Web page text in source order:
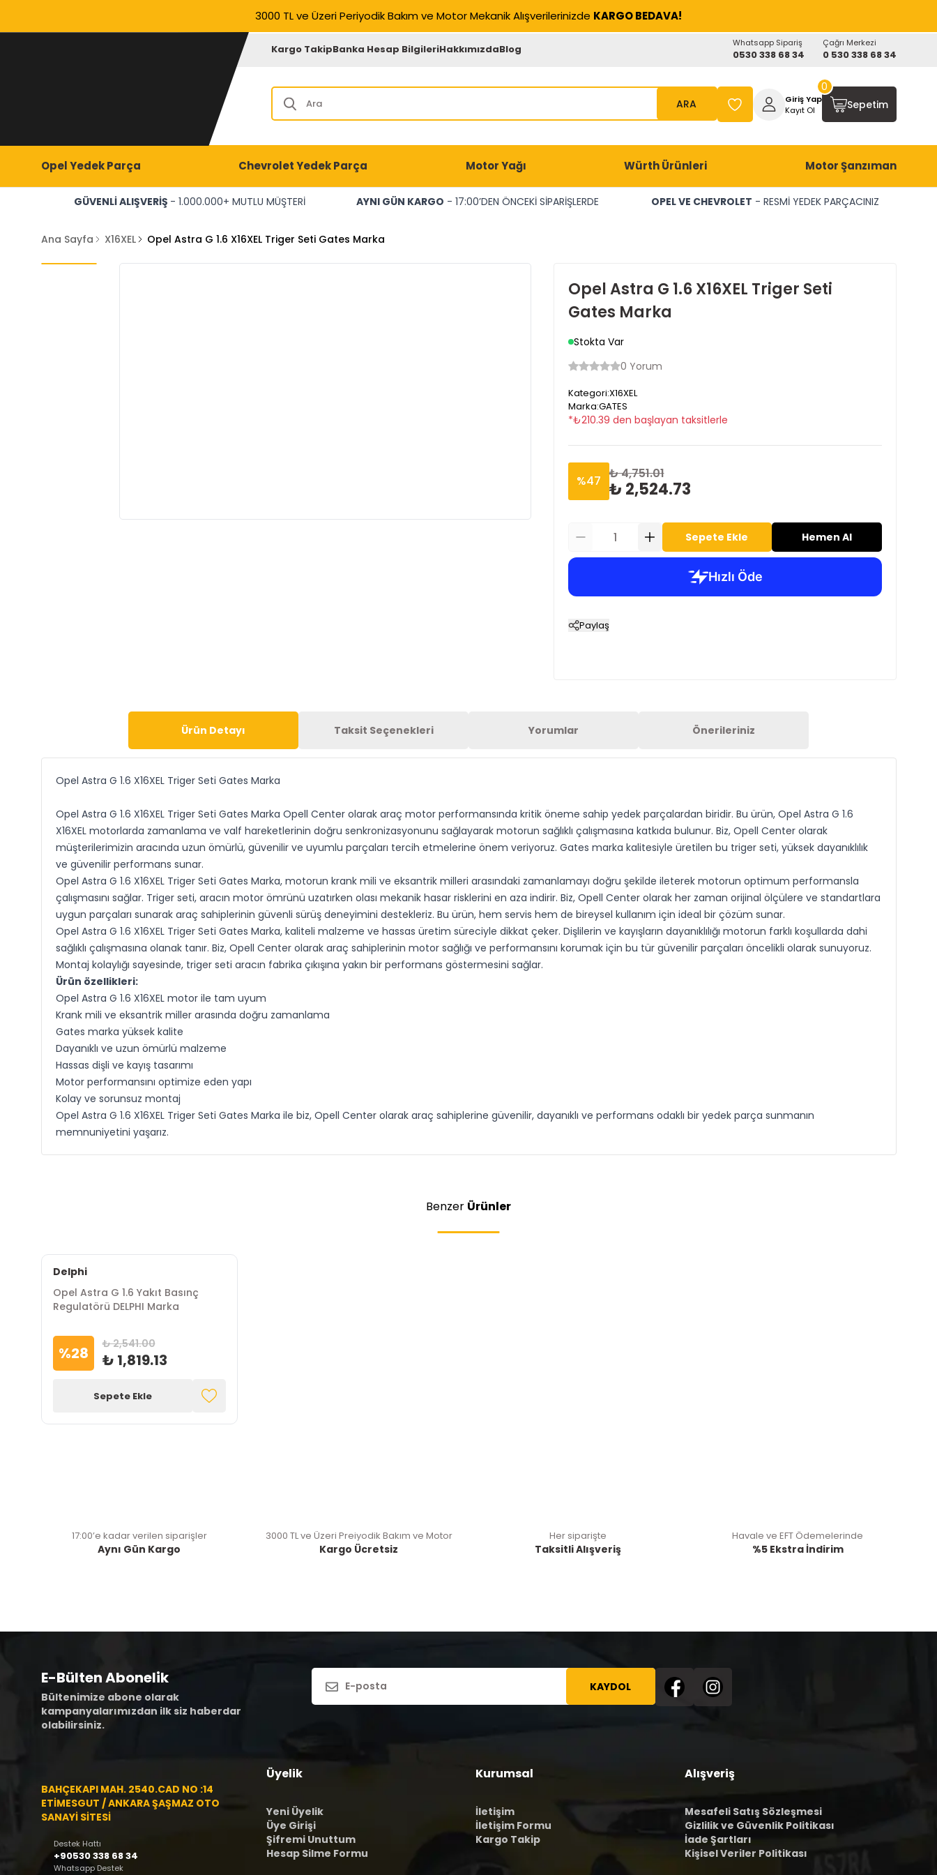
3000 TL ve Üzeri Periyodik Bakım ve Motor Mekanik Alışverilerinizde KARGO BEDAVA!
Kargo TakipBanka Hesap BilgileriHakkımızdaBlog Whatsapp Sipariş
0530 338 68 34
Çağrı Merkezi
0 530 338 68 34
ARA
Giriş Yap
Kayıt Ol
Sepetim
0
Opel Yedek Parça Chevrolet Yedek Parça Motor Yağı Würth Ürünleri Motor Şanzıman
GÜVENLİ ALIŞVERİŞ - 1.000.000+ MUTLU MÜŞTERİ AYNI GÜN KARGO - 17:00’DEN ÖNCEKİ SİPARİŞLERDE OPEL VE CHEVROLET - RESMİ YEDEK PARÇACINIZ
Ana Sayfa X16XEL Opel Astra G 1.6 X16XEL Triger Seti Gates Marka
Opel Astra G 1.6 X16XEL Triger Seti
Gates Marka
Stokta Var
0 Yorum
Kategori:X16XEL
Marka:GATES
*₺210.39 den başlayan taksitlerle
%47 ₺ 4,751.01
₺ 2,524.73
Sepete Ekle Hemen Al
Paylaş
Ürün Detayı Taksit Seçenekleri Yorumlar Önerileriniz
Opel Astra G 1.6 X16XEL Triger Seti Gates Marka
Opel Astra G 1.6 X16XEL Triger Seti Gates Marka Opell Center olarak araç motor performansında kritik öneme sahip yedek parçalardan biridir. Bu ürün, Opel Astra G 1.6
X16XEL motorlarda zamanlama ve valf hareketlerinin doğru senkronizasyonunu sağlayarak motorun sağlıklı çalışmasına katkıda bulunur. Biz, Opell Center olarak
müşterilerimizin aracında uzun ömürlü, güvenilir ve uyumlu parçaları tercih etmelerine önem veriyoruz. Gates marka kalitesiyle üretilen bu triger seti, yüksek dayanıklılık
ve güvenilir performans sunar.
Opel Astra G 1.6 X16XEL Triger Seti Gates Marka, motorun krank mili ve eksantrik milleri arasındaki zamanlamayı doğru şekilde ileterek motorun optimum performansla
çalışmasını sağlar. Triger seti, aracın motor ömrünü uzatırken olası mekanik hasar risklerini en aza indirir. Biz, Opell Center olarak her zaman orijinal ölçülere ve standartlara
uygun parçaları sunarak araç sahiplerinin güvenli sürüş deneyimini destekleriz. Bu ürün, hem servis hem de bireysel kullanım için ideal bir çözüm sunar.
Opel Astra G 1.6 X16XEL Triger Seti Gates Marka, kaliteli malzeme ve hassas üretim süreciyle dikkat çeker. Dişlilerin ve kayışların dayanıklılığı motorun farklı koşullarda dahi
sağlıklı çalışmasına olanak tanır. Biz, Opell Center olarak araç sahiplerinin motor sağlığı ve performansını korumak için bu tür güvenilir parçaları öncelikli olarak sunuyoruz.
Montaj kolaylığı sayesinde, triger seti aracın fabrika çıkışına yakın bir performans göstermesini sağlar.
Ürün özellikleri:
Opel Astra G 1.6 X16XEL motor ile tam uyum
Krank mili ve eksantrik miller arasında doğru zamanlama
Gates marka yüksek kalite
Dayanıklı ve uzun ömürlü malzeme
Hassas dişli ve kayış tasarımı
Motor performansını optimize eden yapı
Kolay ve sorunsuz montaj
Opel Astra G 1.6 X16XEL Triger Seti Gates Marka ile biz, Opell Center olarak araç sahiplerine güvenilir, dayanıklı ve performans odaklı bir yedek parça sunmanın
memnuniyetini yaşarız.
Benzer Ürünler
Delphi
Opel Astra G 1.6 Yakıt Basınç
Regulatörü DELPHI Marka
%28 ₺ 2,541.00
₺ 1,819.13
Sepete Ekle
17:00’e kadar verilen siparişler
Aynı Gün Kargo
3000 TL ve Üzeri Preiyodik Bakım ve Motor
Kargo Ücretsiz
Her siparişte
Taksitli Alışveriş
Havale ve EFT Ödemelerinde
%5 Ekstra İndirim
E-Bülten Abonelik
Bültenimize abone olarak
kampanyalarımızdan ilk siz haberdar
olabilirsiniz.
KAYDOL
BAHÇEKAPI MAH. 2540.CAD NO :14
ETİMESGUT / ANKARA ŞAŞMAZ OTO
SANAYİ SİTESİ
Destek Hattı
+90530 338 68 34
Whatsapp Destek
Üyelik
Yeni Üyelik
Üye Girişi
Şifremi Unuttum
Hesap Silme Formu
Kurumsal
İletişim
İletişim Formu
Kargo Takip
Alışveriş
Mesafeli Satış Sözleşmesi
Gizlilik ve Güvenlik Politikası
İade Şartları
Kişisel Veriler Politikası